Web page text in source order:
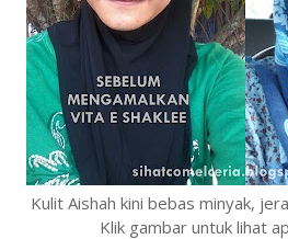
Kulit Aishah kini bebas minyak,
Klik gambar untuk lihat